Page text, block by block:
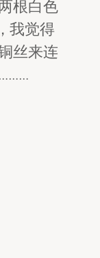
根白色
我觉得
丝来连